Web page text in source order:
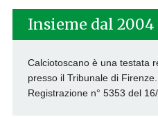
Insieme dal 2004
Calciotoscano è una testata
presso il Tribunale di Firenze.
Registrazione n° 5353 del